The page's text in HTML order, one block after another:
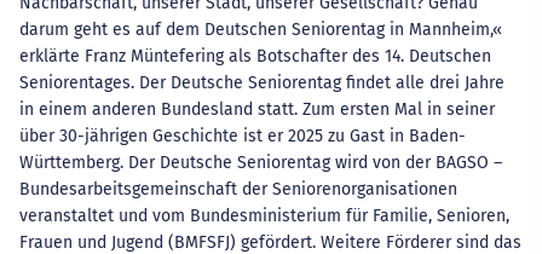
darum geht es auf dem Deutschen Seniorentag in Mannheim,«
erklärte Franz Müntefering als Botschafter des 14. Deutschen
Seniorentages. Der Deutsche Seniorentag findet alle drei Jahre
in einem anderen Bundesland statt. Zum ersten Mal in seiner
über 30-jährigen Geschichte ist er 2025 zu Gast in Baden-
Württemberg. Der Deutsche Seniorentag wird von der BAGSO –
Bundesarbeitsgemeinschaft der Seniorenorganisationen
veranstaltet und vom Bundesministerium für Familie, Senioren,
Frauen und Jugend (BMFSFJ) gefördert. Weitere Förderer sind das